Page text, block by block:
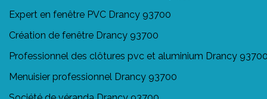
Expert en fenêtre PVC Drancy 93700
Création de fenêtre Drancy 93700
Professionnel des clôtures pvc et aluminium Drancy
Menuisier professionnel Drancy 93700